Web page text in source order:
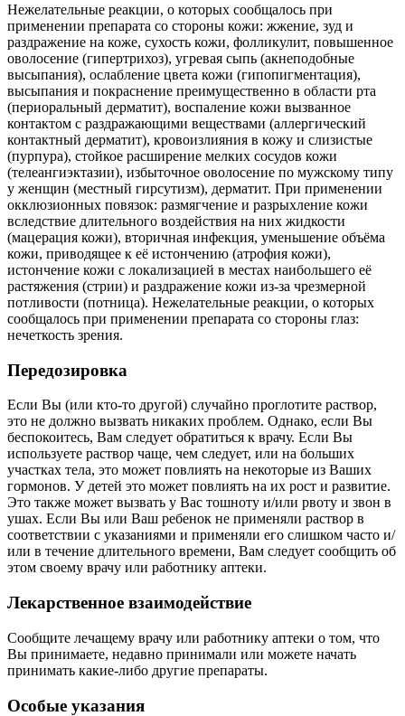
Нежелательные реакции, о которых сообщалось при
применении препарата со стороны кожи: жжение, зуд и
раздражение на коже, сухость кожи, фолликулит, повышенное
оволосение (гипертрихоз), угревая сыпь (акнеподобные
высыпания), ослабление цвета кожи (гипопигментация),
высыпания и покраснение преимущественно в области рта
(периоральный дерматит), воспаление кожи вызванное
контактом с раздражающими веществами (аллергический
контактный дерматит), кровоизлияния в кожу и слизистые
(пурпура), стойкое расширение мелких сосудов кожи
(телеангиэктазии), избыточное оволосение по мужскому типу
у женщин (местный гирсутизм), дерматит. При применении
окклюзионных повязок: размягчение и разрыхление кожи
вследствие длительного воздействия на них жидкости
(мацерация кожи), вторичная инфекция, уменьшение объёма
кожи, приводящее к её истончению (атрофия кожи),
истончение кожи с локализацией в местах наибольшего её
растяжения (стрии) и раздражение кожи из-за чрезмерной
потливости (потница). Нежелательные реакции, о которых
сообщалось при применении препарата со стороны глаз:
нечеткость зрения.
Передозировка
Если Вы (или кто-то другой) случайно проглотите раствор,
это не должно вызвать никаких проблем. Однако, если Вы
беспокоитесь, Вам следует обратиться к врачу. Если Вы
используете раствор чаще, чем следует, или на больших
участках тела, это может повлиять на некоторые из Ваших
гормонов. У детей это может повлиять на их рост и развитие.
Это также может вызвать у Вас тошноту и/или рвоту и звон в
ушах. Если Вы или Ваш ребенок не применяли раствор в
соответствии с указаниями и применяли его слишком часто и/
или в течение длительного времени, Вам следует сообщить об
этом своему врачу или работнику аптеки.
Лекарственное взаимодействие
Сообщите лечащему врачу или работнику аптеки о том, что
Вы принимаете, недавно принимали или можете начать
принимать какие-либо другие препараты.
Особые указания